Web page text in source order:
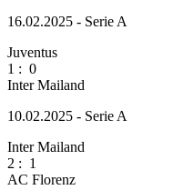
16.02.2025 - Serie A
Juventus
1 : 0
Inter Mailand
10.02.2025 - Serie A
Inter Mailand
2 : 1
AC Florenz